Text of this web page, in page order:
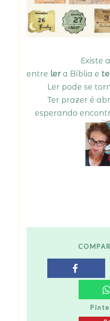
Existe
entre ler a Bíblia e
Ler pode se
Ter prazer é
esperando